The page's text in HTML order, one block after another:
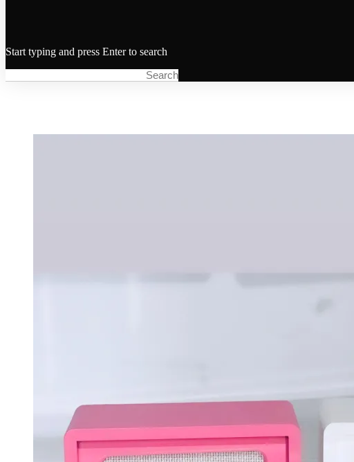
Start typing and press Enter to search